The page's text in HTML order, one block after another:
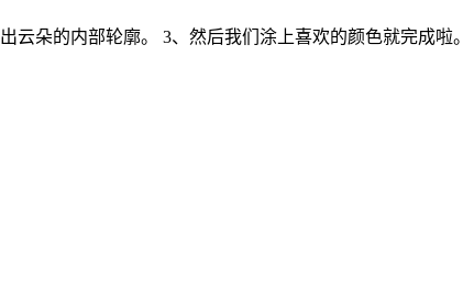
云朵的内部轮廓。 3、然后我们涂上喜欢的颜色就完成啦。